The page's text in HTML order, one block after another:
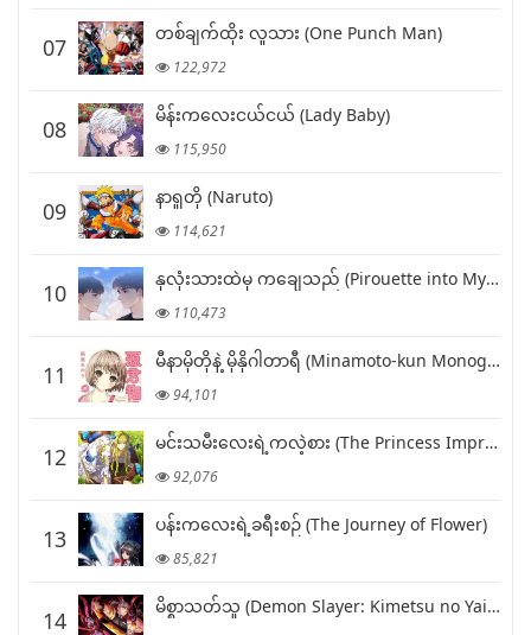
07
တစ်ချက်ထိုး လူသား (One Punch Man)
122,972
08
မိန်းကလေးငယ်ငယ် (Lady Baby)
115,950
09
နာရူတို (Naruto)
114,621
10
နှလုံးသားထဲမှ ကချေသည် (Pirouette into My Heart)
110,473
11
မီနာမိုတိုနဲ့ မိုနိုဂါတာရီ (Minamoto-kun Monogatari)
94,101
12
မင်းသမီးလေးရဲ့ကလဲ့စား (The Princess Imprints a Traitor)
92,076
13
ပန်းကလေးရဲ့ခရီးစဉ် (The Journey of Flower)
85,821
14
မိစ္စာသတ်သူ (Demon Slayer: Kimetsu no Yaiba)